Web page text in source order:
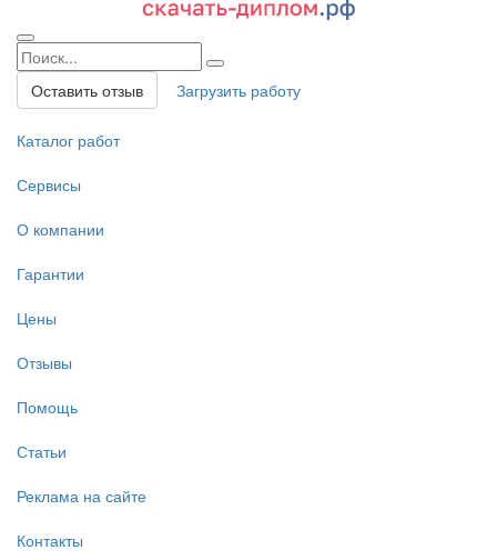
Оставить отзыв Загрузить работу
Каталог работ
Сервисы
О компании
Гарантии
Цены
Отзывы
Помощь
Статьи
Реклама на сайте
Контакты